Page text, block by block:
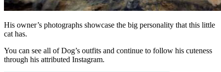
His owner’s photographs showcase the big personality that this little
cat has.
You can see all of Dog’s outfits and continue to follow his cuteness
through his attributed Instagram.